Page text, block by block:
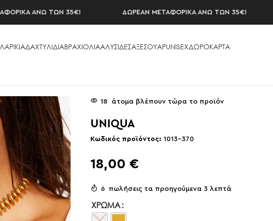
ΑΝΩ ΤΩΝ 35€! ΔΩΡΕΑΝ ΜΕΤΑΦΟΡΙΚΑ ΑΝΩ ΤΩΝ 35€!
ΔΑΧΤΥΛΙΔΙΑΒΡΑΧΙΟΛΙΑΑΛΥΣΙΔΕΣΑΞΕΣΟΥAΡUNISEXΔΩΡΟΚΑΡΤΑ
18 άτομα βλέπουν τώρα το προϊόν
UNIQUA
Κωδικός προϊόντος: 1013-370
18,00 €
6 πωλήσεις τα προηγούμενα 3 λεπτά
ΧΡΏΜΑ